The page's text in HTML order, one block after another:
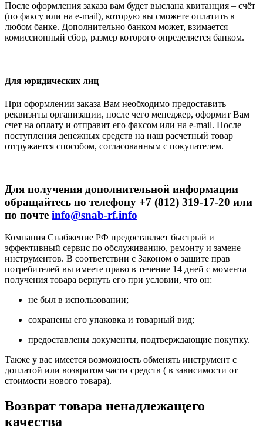
После оформления заказа вам будет выслана квитанция – счёт
(по факсу или на e-mail), которую вы сможете оплатить в
любом банке. Дополнительно банком может, взимается
комиссионный сбор, размер которого определяется банком.
Для юридических лиц
При оформлении заказа Вам необходимо предоставить
реквизиты организации, после чего менеджер, оформит Вам
счет на оплату и отправит его факсом или на e-mail. После
поступления денежных средств на наш расчетный товар
отгружается способом, согласованным с покупателем.
Для получения дополнительной информации
обращайтесь по телефону +7 (812) 319-17-20 или
по почте info@snab-rf.info
Компания Снабжение РФ предоставляет быстрый и
эффективный сервис по обслуживанию, ремонту и замене
инструментов. В соответствии с Законом о защите прав
потребителей вы имеете право в течение 14 дней с момента
получения товара вернуть его при условии, что он:
не был в использовании;
сохранены его упаковка и товарный вид;
предоставлены документы, подтверждающие покупку.
Также у вас имеется возможность обменять инструмент с
доплатой или возвратом части средств ( в зависимости от
стоимости нового товара).
Возврат товара ненадлежащего
качества